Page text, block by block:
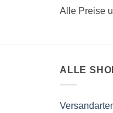
Alle Preise
ALLE